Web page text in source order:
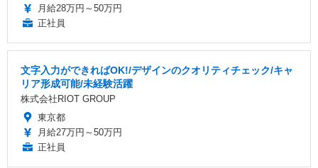
月給28万円～50万円
正社員
文字入力ができればOK!/デザインのクオリティチェック/キャ
リア形成可能/未経験活躍
株式会社RIOT GROUP
東京都
月給27万円～50万円
正社員